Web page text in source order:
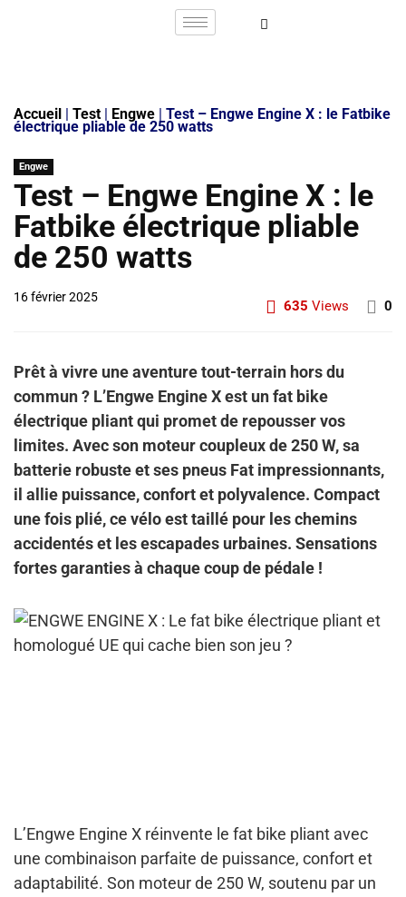
Accueil | Test | Engwe | Test – Engwe Engine X : le Fatbike
électrique pliable de 250 watts
Engwe
Test – Engwe Engine X : le
Fatbike électrique pliable
de 250 watts
16 février 2025
635 Views 0
Prêt à vivre une aventure tout-terrain hors du
commun ? L’Engwe Engine X est un fat bike
électrique pliant qui promet de repousser vos
limites. Avec son moteur coupleux de 250 W, sa
batterie robuste et ses pneus Fat impressionnants,
il allie puissance, confort et polyvalence. Compact
une fois plié, ce vélo est taillé pour les chemins
accidentés et les escapades urbaines. Sensations
fortes garanties à chaque coup de pédale !
L’Engwe Engine X réinvente le fat bike pliant avec
une combinaison parfaite de puissance, confort et
adaptabilité. Son moteur de 250 W, soutenu par un